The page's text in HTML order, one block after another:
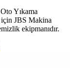
Yıkama
JBS Makina
ekipmanıdır.